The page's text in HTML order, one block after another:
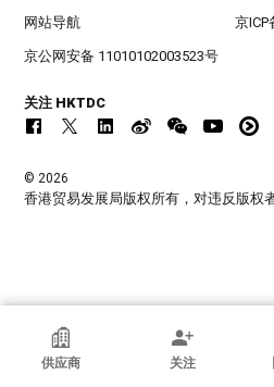
香港贸发局参展商
Taizhou Guangjia
供应商 关注
网站导航 京ICP
京公网安备 11010102003523号
关注 HKTDC
© 2026
香港贸易发展局版权所有，对违反版权